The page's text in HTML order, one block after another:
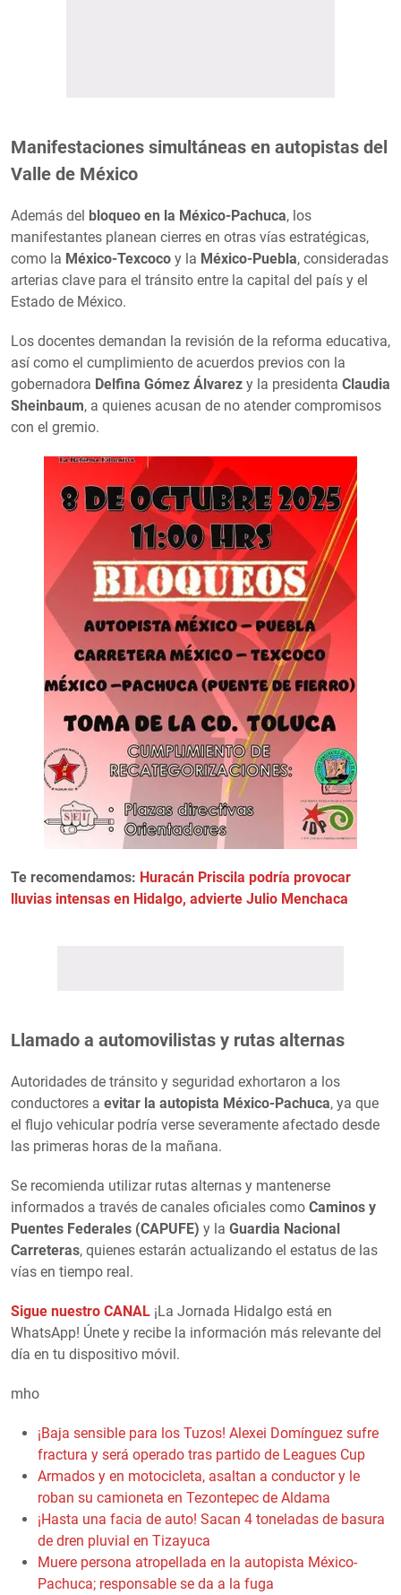
Manifestaciones simultáneas en autopistas del
Valle de México
Además del bloqueo en la México-Pachuca, los
manifestantes planean cierres en otras vías estratégicas,
como la México-Texcoco y la México-Puebla, consideradas
arterias clave para el tránsito entre la capital del país y el
Estado de México.
Los docentes demandan la revisión de la reforma educativa,
así como el cumplimiento de acuerdos previos con la
gobernadora Delfina Gómez Álvarez y la presidenta Claudia
Sheinbaum, a quienes acusan de no atender compromisos
con el gremio.
Te recomendamos: Huracán Priscila podría provocar
lluvias intensas en Hidalgo, advierte Julio Menchaca
Llamado a automovilistas y rutas alternas
Autoridades de tránsito y seguridad exhortaron a los
conductores a evitar la autopista México-Pachuca, ya que
el flujo vehicular podría verse severamente afectado desde
las primeras horas de la mañana.
Se recomienda utilizar rutas alternas y mantenerse
informados a través de canales oficiales como Caminos y
Puentes Federales (CAPUFE) y la Guardia Nacional
Carreteras, quienes estarán actualizando el estatus de las
vías en tiempo real.
Sigue nuestro CANAL ¡La Jornada Hidalgo está en
WhatsApp! Únete y recibe la información más relevante del
día en tu dispositivo móvil.
mho
¡Baja sensible para los Tuzos! Alexei Domínguez sufre
fractura y será operado tras partido de Leagues Cup
Armados y en motocicleta, asaltan a conductor y le
roban su camioneta en Tezontepec de Aldama
¡Hasta una facia de auto! Sacan 4 toneladas de basura
de dren pluvial en Tizayuca
Muere persona atropellada en la autopista México-
Pachuca; responsable se da a la fuga